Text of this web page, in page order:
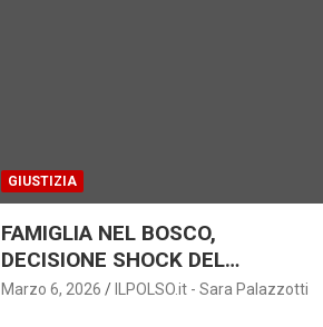
GIUSTIZIA
FAMIGLIA NEL BOSCO,
DECISIONE SHOCK DEL
TRIBUNALE: MADRE
Marzo 6, 2026 ILPOLSO.it - Sara Palazzotti